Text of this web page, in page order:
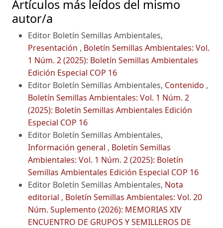
Artículos más leídos del mismo
autor/a
Editor Boletín Semillas Ambientales,
Presentación , Boletín Semillas Ambientales: Vol.
1 Núm. 2 (2025): Boletín Semillas Ambientales
Edición Especial COP 16
Editor Boletín Semillas Ambientales, Contenido ,
Boletín Semillas Ambientales: Vol. 1 Núm. 2
(2025): Boletín Semillas Ambientales Edición
Especial COP 16
Editor Boletín Semillas Ambientales,
Información general , Boletín Semillas
Ambientales: Vol. 1 Núm. 2 (2025): Boletín
Semillas Ambientales Edición Especial COP 16
Editor Boletín Semillas Ambientales, Nota
editorial , Boletín Semillas Ambientales: Vol. 20
Núm. Suplemento (2026): MEMORIAS XIV
ENCUENTRO DE GRUPOS Y SEMILLEROS DE